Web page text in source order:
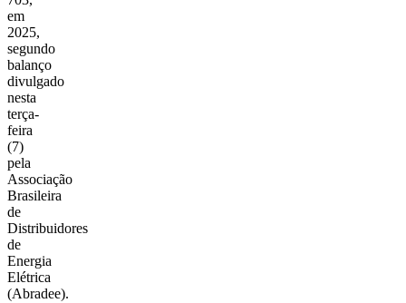
em
2025,
segundo
balanço
divulgado
nesta
terça-
feira
(7)
pela
Associação
Brasileira
de
Distribuidores
de
Energia
Elétrica
(Abradee).